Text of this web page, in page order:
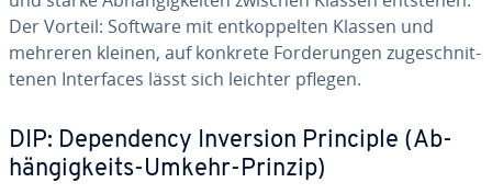
Der Vorteil: Software mit ent­kop­pelten Klassen und
mehreren kleinen, auf konkrete For­de­run­gen zu­gesch­nit­
te­nen In­ter­faces lässt sich leichter pflegen.
DIP: De­pen­dency Inversion Principle (Ab­
hän­gig­keits-Umkehr-Prinzip)